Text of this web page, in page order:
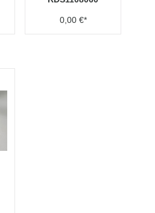
0,00 €*